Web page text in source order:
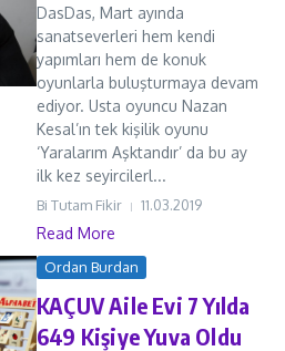
DasDas, Mart ayında
sanatseverleri hem kendi
yapımları hem de konuk
oyunlarla buluşturmaya devam
ediyor. Usta oyuncu Nazan
Kesal’ın tek kişilik oyunu
‘Yaralarım Aşktandır’ da bu ay
ilk kez seyircilerl...
Bi Tutam Fikir 11.03.2019
Read More
Ordan Burdan
KAÇUV Aile Evi 7 Yılda
649 Kişiye Yuva Oldu